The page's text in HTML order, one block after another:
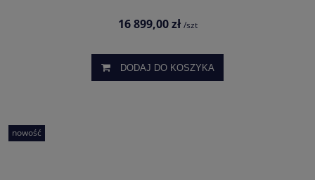
16 899,00 zł /szt
DODAJ DO KOSZYKA
nowość